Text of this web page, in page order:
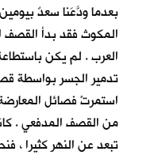
بعدما ودَّعَنا سعدٌ
المكوث فقد بدأ
العرب . لم يكن
تدمير الجسر بواسطة
استمرتْ فصائل
من القصف المدفعي .
تبعد عن النهر كثيرا ،